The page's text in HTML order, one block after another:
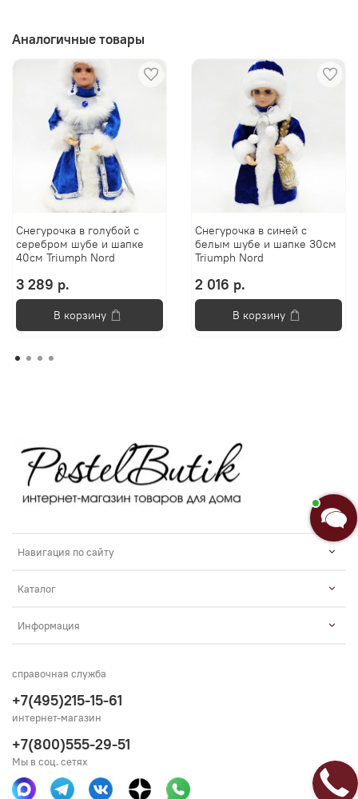
Аналогичные товары
Снегурочка в голубой с
серебром шубе и шапке
40см Triumph Nord
3 289 р.
В корзину
Снегурочка в синей с
белым шубе и шапке 30см
Triumph Nord
2 016 р.
В корзину
Навигация по сайту
Каталог
Информация
справочная служба
+7(495)215-15-61
интернет-магазин
+7(800)555-29-51
Мы в соц. сетях